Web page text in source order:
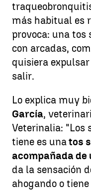
más habitual es
provoca: una tos
con arcadas,
quisiera
salir.
Lo explica muy
García,
Veterinalia: "Los
tiene es unatos
acompañada
da la sensación
ahogando o